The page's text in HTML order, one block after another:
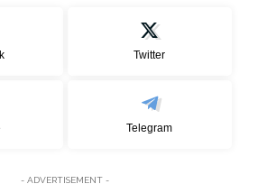
Twitter
Telegram
- ADVERTISEMENT -